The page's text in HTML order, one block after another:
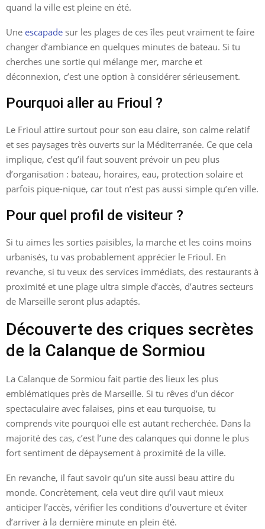
quand la ville est pleine en été.
Une escapade sur les plages de ces îles peut vraiment te faire
changer d’ambiance en quelques minutes de bateau. Si tu
cherches une sortie qui mélange mer, marche et
déconnexion, c’est une option à considérer sérieusement.
Pourquoi aller au Frioul ?
Le Frioul attire surtout pour son eau claire, son calme relatif
et ses paysages très ouverts sur la Méditerranée. Ce que cela
implique, c’est qu’il faut souvent prévoir un peu plus
d’organisation : bateau, horaires, eau, protection solaire et
parfois pique-nique, car tout n’est pas aussi simple qu’en ville.
Pour quel profil de visiteur ?
Si tu aimes les sorties paisibles, la marche et les coins moins
urbanisés, tu vas probablement apprécier le Frioul. En
revanche, si tu veux des services immédiats, des restaurants à
proximité et une plage ultra simple d’accès, d’autres secteurs
de Marseille seront plus adaptés.
Découverte des criques secrètes
de la Calanque de Sormiou
La Calanque de Sormiou fait partie des lieux les plus
emblématiques près de Marseille. Si tu rêves d’un décor
spectaculaire avec falaises, pins et eau turquoise, tu
comprends vite pourquoi elle est autant recherchée. Dans la
majorité des cas, c’est l’une des calanques qui donne le plus
fort sentiment de dépaysement à proximité de la ville.
En revanche, il faut savoir qu’un site aussi beau attire du
monde. Concrètement, cela veut dire qu’il vaut mieux
anticiper l’accès, vérifier les conditions d’ouverture et éviter
d’arriver à la dernière minute en plein été.